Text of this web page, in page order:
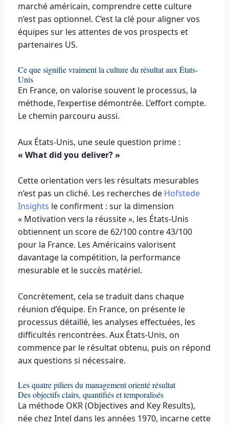
marché américain, comprendre cette culture
n’est pas optionnel. C’est la clé pour aligner vos
équipes sur les attentes de vos prospects et
partenaires US.
Ce que signifie vraiment la culture du résultat aux États-
Unis
En France, on valorise souvent le processus, la
méthode, l’expertise démontrée. L’effort compte.
Le chemin parcouru aussi.
Aux États-Unis, une seule question prime :
« What did you deliver? »
Cette orientation vers les résultats mesurables
n’est pas un cliché. Les recherches de Hofstede
Insights le confirment : sur la dimension
« Motivation vers la réussite », les États-Unis
obtiennent un score de 62/100 contre 43/100
pour la France. Les Américains valorisent
davantage la compétition, la performance
mesurable et le succès matériel.
Concrètement, cela se traduit dans chaque
réunion d’équipe. En France, on présente le
processus détaillé, les analyses effectuées, les
difficultés rencontrées. Aux États-Unis, on
commence par le résultat obtenu, puis on répond
aux questions si nécessaire.
Les quatre piliers du management orienté résultat
Des objectifs clairs, quantifiés et temporalisés
La méthode OKR (Objectives and Key Results),
née chez Intel dans les années 1970, incarne cette